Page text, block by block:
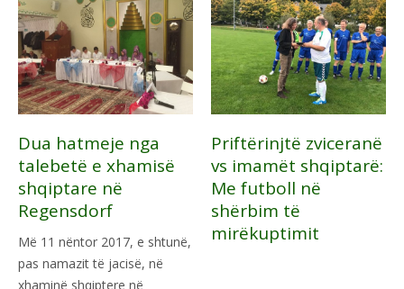
Dua hatmeje nga
talebetë e xhamisë
shqiptare në
Regensdorf
Më 11 nëntor 2017, e shtunë,
pas namazit të jacisë, në
xhaminë shqiptere në
Priftërinjtë zviceranë
vs imamët shqiptarë:
Me futboll në
shërbim të
mirëkuptimit